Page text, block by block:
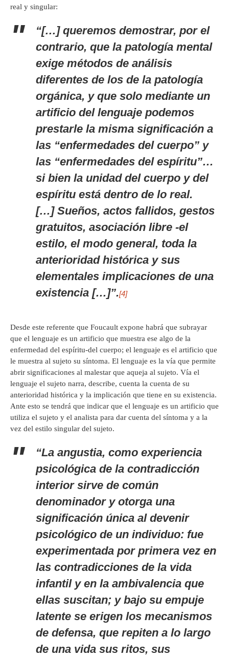
real y singular:
“[…] queremos demostrar, por el
contrario, que la patología mental
exige métodos de análisis
diferentes de los de la patología
orgánica, y que solo mediante un
artificio del lenguaje podemos
prestarle la misma significación a
las “enfermedades del cuerpo” y
las “enfermedades del espíritu”…
si bien la unidad del cuerpo y del
espíritu está dentro de lo real.
[…] Sueños, actos fallidos, gestos
gratuitos, asociación libre -el
estilo, el modo general, toda la
anterioridad histórica y sus
elementales implicaciones de una
existencia […]”.[4]
Desde este referente que Foucault expone habrá que subrayar
que el lenguaje es un artificio que muestra ese algo de la
enfermedad del espíritu-del cuerpo; el lenguaje es el artificio que
le muestra al sujeto su síntoma. El lenguaje es la vía que permite
abrir significaciones al malestar que aqueja al sujeto. Vía el
lenguaje el sujeto narra, describe, cuenta la cuenta de su
anterioridad histórica y la implicación que tiene en su existencia.
Ante esto se tendrá que indicar que el lenguaje es un artificio que
utiliza el sujeto y el analista para dar cuenta del síntoma y a la
vez del estilo singular del sujeto.
“La angustia, como experiencia
psicológica de la contradicción
interior sirve de común
denominador y otorga una
significación única al devenir
psicológico de un individuo: fue
experimentada por primera vez en
las contradicciones de la vida
infantil y en la ambivalencia que
ellas suscitan; y bajo su empuje
latente se erigen los mecanismos
de defensa, que repiten a lo largo
de una vida sus ritos, sus